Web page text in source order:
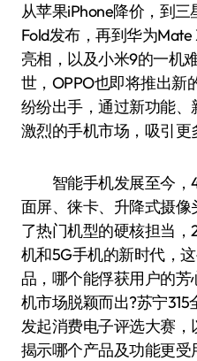
从苹果iPhone降价，到
Fold发布，再到华为
亮相，以及小米9的一机
世，OPPO也即将推出新
纷纷出手，通过新功能
激烈的手机市场，吸引更
智能手机发展至今，
面屏、徕卡、升降式摄
了热门机型的硬核担当
机和5G手机的新时代，
品，哪个能俘获用户的
机市场脱颖而出?苏宁
发起消费电子评选大赛
揭示哪个产品及功能更受